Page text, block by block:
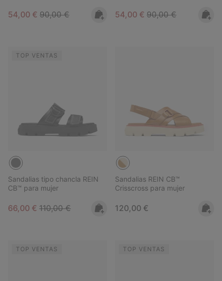
Sale price:
54,00 € Regular price:
90,00 € Sale price:
54,00 € Regular price:
90,00 €
TOP VENTAS
Sandalias tipo chancla REIN
CB™ para mujer
Sale price:
66,00 € Regular price:
110,00 €
Sandalias REIN CB™
Crisscross para mujer
Regular price:
120,00 €
TOP VENTAS TOP VENTAS